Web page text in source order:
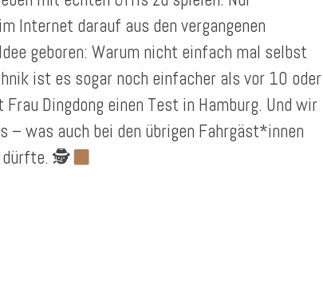
Internet darauf aus den vergangenen
geboren: Warum nicht einfach mal selbst
ist es sogar noch einfacher als vor 10 oder
Dingdong einen Test in Hamburg. Und wir
– was auch bei den übrigen Fahrgäst*innen
dürfte. 🕵